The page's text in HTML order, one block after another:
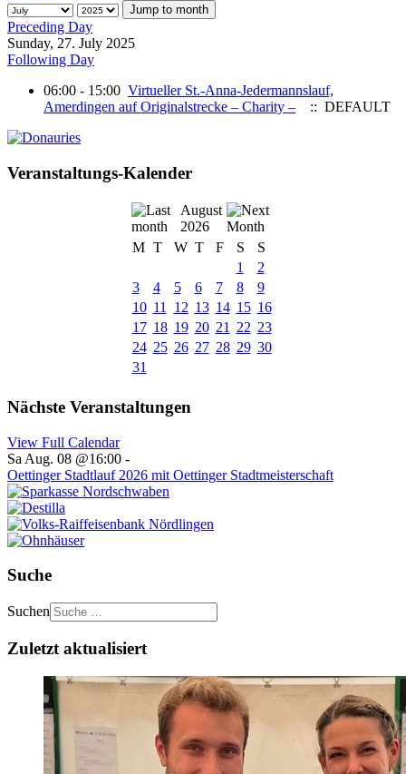
Jump to month
Preceding Day
Sunday, 27. July 2025
Following Day
06:00 - 15:00 Virtueller St.-Anna-Jedermannslauf,
Amerdingen auf Originalstrecke – Charity –
:: DEFAULT
Veranstaltungs-Kalender
August
2026
M T W T F S
S
1
2
3
4 5 6 7 8
9
10 11 12 13 14 15 16
17 18 19 20 21 22 23
24 25 26 27 28 29 30
31
Nächste Veranstaltungen
View Full Calendar
Sa Aug. 08 @16:00 -
Oettinger Stadtlauf 2026 mit Oettinger Stadtmeisterschaft
Suche
Suchen
Zuletzt aktualisiert